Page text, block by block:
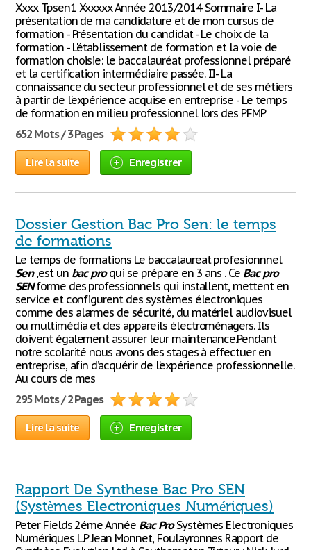
Xxxx Tpsen1 Xxxxxx Année 2013/2014 Sommaire I- La
présentation de ma candidature et de mon cursus de
formation - Présentation du candidat - Le choix de la
formation - L'établissement de formation et la voie de
formation choisie: le baccalauréat professionnel préparé
et la certification intermédiaire passée. II- La
connaissance du secteur professionnel et de ses métiers
à partir de l'expérience acquise en entreprise - Le temps
de formation en milieu professionnel lors des PFMP
652 Mots / 3 Pages
Lire la suite Enregistrer
Dossier Gestion Bac Pro Sen: le temps
de formations
Le temps de formations Le baccalaureat profesionnnel
Sen,est un bac proqui se prépare en 3 ans . Ce Bac pro
SENforme des professionnels qui installent, mettent en
service et configurent des systèmes électroniques
comme des alarmes de sécurité, du matériel audiovisuel
ou multimédia et des appareils électroménagers. Ils
doivent également assurer leur maintenance.Pendant
notre scolarité nous avons des stages à effectuer en
entreprise, afin d’acquérir de l’expérience professionnelle.
Au cours de mes
295 Mots / 2 Pages
Lire la suite Enregistrer
Rapport De Synthese Bac Pro SEN
(Systèmes Electroniques Numériques)
Peter Fields 2éme Année Bac ProSystèmes Electroniques
Numériques L.P Jean Monnet, Foulayronnes Rapport de